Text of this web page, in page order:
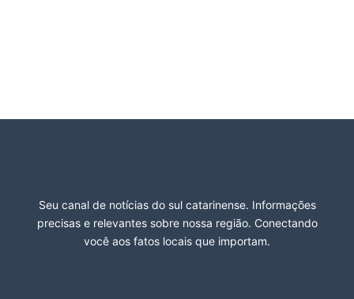
Seu canal de notícias do sul catarinense. Informações
precisas e relevantes sobre nossa região. Conectando
você aos fatos locais que importam.